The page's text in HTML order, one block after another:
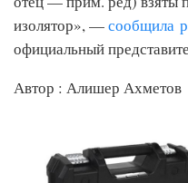
изолятор», —сообщила
официальный
Автор : Алишер Ахметов